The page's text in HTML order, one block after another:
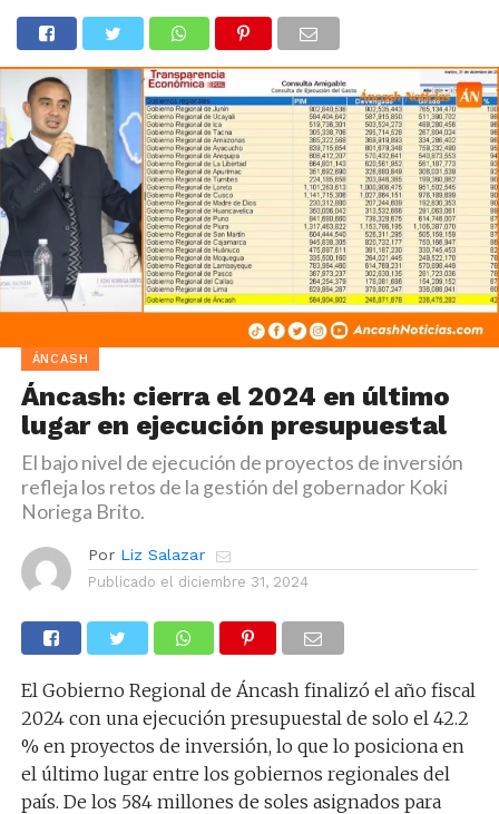
ÁNCASH
Áncash: cierra el 2024 en último
lugar en ejecución presupuestal
El bajo nivel de ejecución de proyectos de inversión
refleja los retos de la gestión del gobernador Koki
Noriega Brito.
Por Liz Salazar
Publicado el diciembre 31, 2024
El Gobierno Regional de Áncash finalizó el año fiscal
2024 con una ejecución presupuestal de solo el 42.2
% en proyectos de inversión, lo que lo posiciona en
el último lugar entre los gobiernos regionales del
país. De los 584 millones de soles asignados para